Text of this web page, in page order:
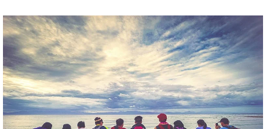
Przewóz paczek